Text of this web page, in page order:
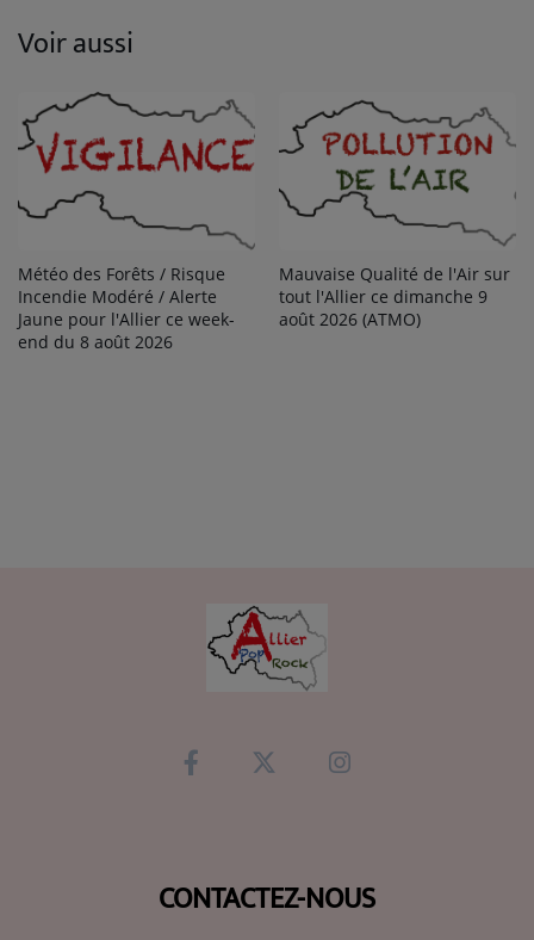
Voir aussi
Météo des Forêts / Risque
Incendie Modéré / Alerte
Jaune pour l'Allier ce week-
end du 8 août 2026
Mauvaise Qualité de l'Air sur
tout l'Allier ce dimanche 9
août 2026 (ATMO)
CONTACTEZ-NOUS